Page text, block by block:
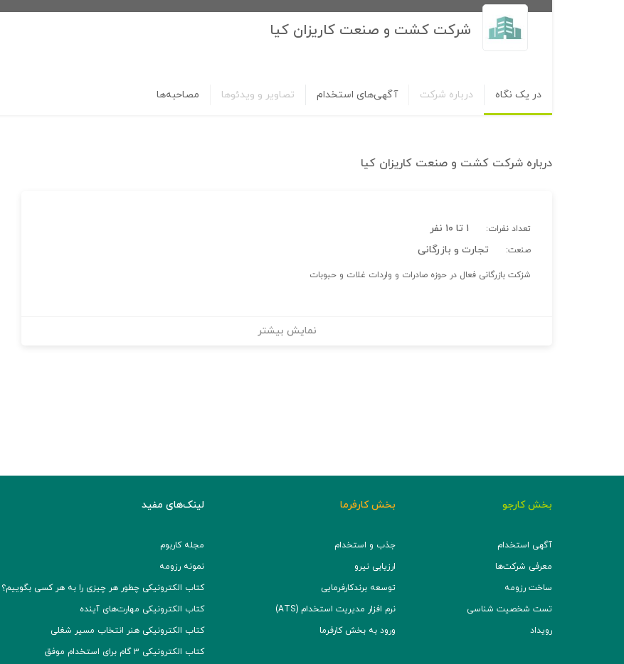
شرکت کشت و صنعت کاریزان کیا
در یک نگاه درباره شرکت آگهی‌های استخدام تصاویر و ویدئوها مصاحبه‌ها
درباره شرکت کشت و صنعت کاریزان کیا
تعداد نفرات: ۱ تا ۱۰ نفر
صنعت: تجارت و بازرگانی
شزکت بازرگانی فعال در حوزه صادرات و واردات غلات و حبوبات
نمایش بیشتر
بخش کارجو
آگهی استخدام
معرفی شرکت‌ها
ساخت رزومه
تست شخصیت شناسی
رویداد
بخش کارفرما
جذب و استخدام
ارزیابی نیرو
توسعه برند‌کارفرمایی
نرم افزار مدیریت استخدام (ATS)
ورود به بخش کارفرما
لینک‌های مفید
مجله کاربوم
نمونه رزومه
کتاب الکترونیکی چطور هر چیزی را به هر کسی بگوییم؟
کتاب الکترونیکی مهارت‌های آینده
کتاب الکترونیکی هنر انتخاب مسیر شغلی
کتاب الکترونیکی ۳ گام برای استخدام موفق